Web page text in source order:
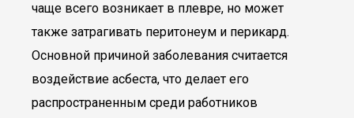
чаще всего возникает в плевре, но может
также затрагивать перитонеум и перикард.
Основной причиной заболевания считается
воздействие асбеста, что делает его
распространенным среди работников